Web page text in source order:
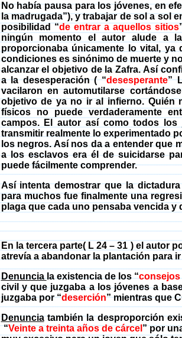
No había pausa para los jóvenes, en
la madrugada”), y trabajar de sol a sol
posibilidad “de entrar a aquellos sitios
ningún momento el autor alude a
proporcionaba únicamente lo vital,
condiciones es sinónimo de muerte y
alcanzar el objetivo de la Zafra. Así
a la desesperación( “desesperante”
vacilaron en automutilarse cortándose
objetivo de ya no ir al infierno. Quién
físicos no puede verdaderamente
campos. El autor así como todos los
transmitir realmente lo experimentado
los negros. Así nos da a entender que
a los esclavos era él de suicidarse
puede fácilmente comprender.
Así intenta demostrar que la
para muchos fue finalmente una
plaga que cada uno pensaba vencida y
En la tercera parte(L 24 – 31 ) el autor
atrevía a abandonar la plantación para
Denunciala existencia de los “consejos
civil y que juzgaba a los jóvenes a
juzgaba por “deserción” mientras que
Denunciatambién la desproporción
“Veinte a treinta años de cárcel” por